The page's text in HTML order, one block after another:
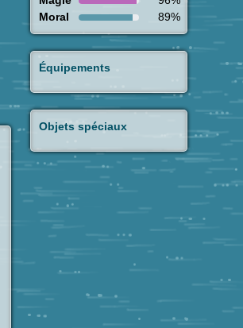
Moral
89%
Équipements
Objets spéciaux